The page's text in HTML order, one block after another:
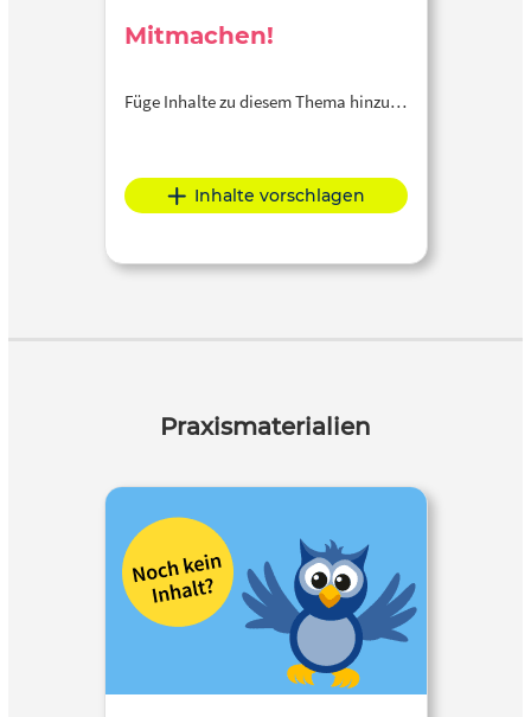
Mitmachen!
Füge Inhalte zu diesem Thema hinzu…
Inhalte vorschlagen
Praxismaterialien